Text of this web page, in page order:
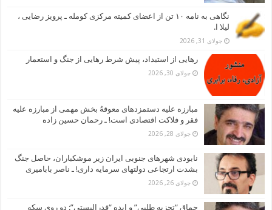
نگاهی به نامه ۱۰ تن از اعضای کمیته مرکزی کومله ـ پرویز رضایی ،
لیلا ا.
جولای 31, 2026
رهایی از استبداد، پیش شرط رهایی از جنگ و استعمار
جولای 30, 2026
مبارزه علیه دستمزدهای معوقهُ بخش مهمی از مبارزه علیه
فقر و فلاکت اقتصادی است! ـ رحمان حسین زاده
جولای 28, 2026
نابودی شهرهای جنوبی ایران زیر موشکباران، حاصل جنگ
بشدت ارتجاعی دولتهای سرمایه داری! ـ ناصر بابامیری
جولای 26, 2026
چماق “تجزیه طلبی” و ایده “فدرالیستی”: دو روی سکه